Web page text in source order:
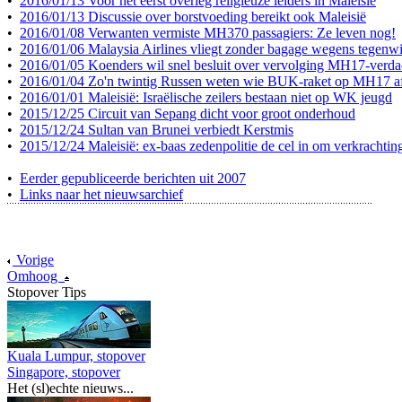
• 2016/01/13 Discussie over borstvoeding bereikt ook Maleisië
• 2016/01/08 Verwanten vermiste MH370 passagiers: Ze leven nog!
• 2016/01/06 Malaysia Airlines vliegt zonder bagage wegens
• 2016/01/05 Koenders wil snel besluit over vervolging MH17-
• 2016/01/04 Zo'n twintig Russen weten wie BUK-raket op MH17
• 2016/01/01 Maleisië: Israëlische zeilers bestaan niet op WK jeugd
• 2015/12/25 Circuit van Sepang dicht voor groot onderhoud
• 2015/12/24 Sultan van Brunei verbiedt Kerstmis
• 2015/12/24 Maleisië: ex-baas zedenpolitie de cel in om
• Eerder gepubliceerde berichten uit 2007
• Links naar het nieuwsarchief
Vorige
Omhoog
Stopover Tips
Kuala Lumpur, stopover
Singapore, stopover
Het (sl)echte nieuws...